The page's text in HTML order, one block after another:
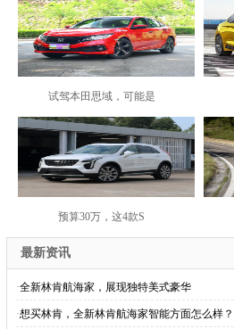
试驾本田思域，可能是
预算30万，这4款S
最新资讯
·全新林肯航海家，展现独特美式豪华
·想买林肯，全新林肯航海家智能方面怎么样？